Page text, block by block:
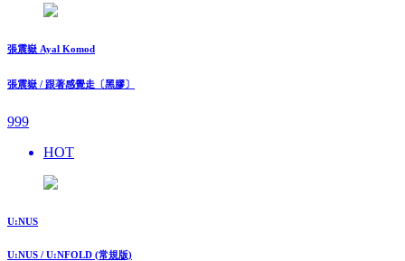
張震嶽 Ayal Komod
張震嶽 / 跟著感覺走〔黑膠〕
999
HOT
U:NUS
U:NUS / U:NFOLD (常規版)